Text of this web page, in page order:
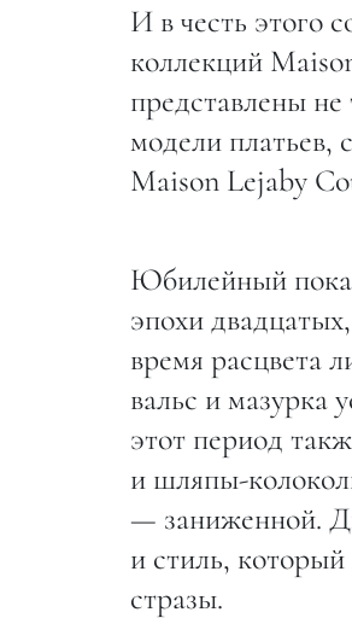
И в честь этого
коллекций
представлены
модели платьев,
Maison Lejaby
Юбилейный
эпохи
время расцвета
вальс и мазурка
этот период
и шляпы-
— заниженной.
и стиль,
стразы.